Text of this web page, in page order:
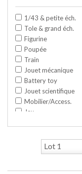
1/43 & petite éch.
Tole & grand éch.
Figurine
Poupée
Train
Jouet mécanique
Battery toy
Jouet scientifique
Mobilier/Access.
Jeu
Travaux publics
Jeu construction